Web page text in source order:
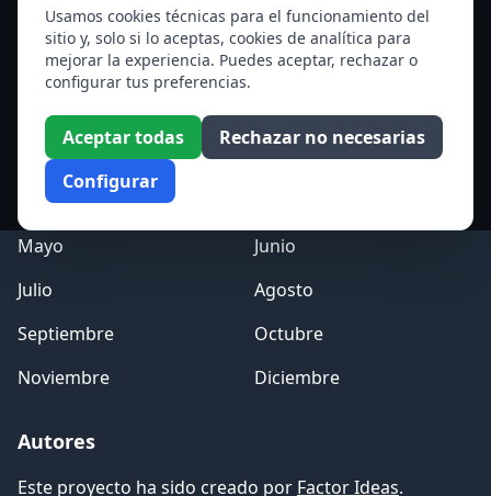
Usamos cookies técnicas para el funcionamiento del
sitio y, solo si lo aceptas, cookies de analítica para
mejorar la experiencia. Puedes aceptar, rechazar o
configurar tus preferencias.
Aceptar todas
Rechazar no necesarias
Configurar
Santa Edith Stein (Sor Teresa Benedicta de la Cruz)
Ver todos los santos de hoy
Acceso a los Meses
Enero
Febrero
Marzo
Mayo
Junio
Julio
Agosto
Septiembre
Octubre
Noviembre
Diciembre
Autores
Este proyecto ha sido creado por Factor Ideas.